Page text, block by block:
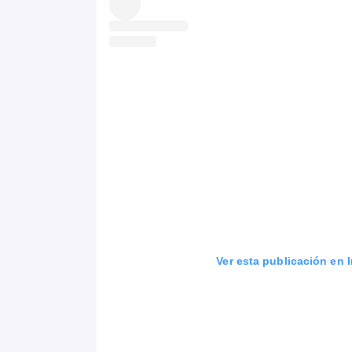
Ver esta publicación en